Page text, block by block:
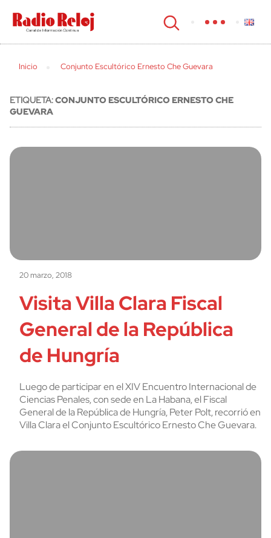
cerrar
Inicio Conjunto Escultórico Ernesto Che Guevara
ETIQUETA:CONJUNTO ESCULTÓRICO ERNESTO CHE
GUEVARA
20 marzo, 2018
Visita Villa Clara Fiscal
General de la República
de Hungría
Luego de participar en el XIV Encuentro Internacional de
Ciencias Penales, con sede en La Habana, el Fiscal
General de la República de Hungría, Peter Polt, recorrió en
Villa Clara el Conjunto Escultórico Ernesto Che Guevara.